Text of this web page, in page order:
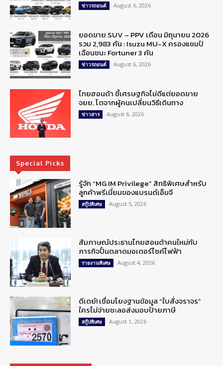
ข่าวรถยนต์ August 6, 2026
ยอดขาย SUV – PPV เดือน มิถุนายน 2026
รวม 2,983 คัน : Isuzu MU-X ครองแชมป์
เฉือนชนะ Fortuner 3 คัน
ข่าวรถยนต์ August 6, 2026
ไทยฮอนด้า ชี้เศรษฐกิจไม่ดีแต่ยอดขาย
จยย. โตจากผู้คนเปลี่ยนวิธีเดินทาง
ข่าวสาร August 6, 2026
Special Picks
รู้จัก “MG IM Privilege” สิทธิพิเศษสำหรับ
ลูกค้าพรีเมี่ยมของแบรนด์เอ็มจี
สกู๊ปพิเศษ August 5, 2026
สัมภาษณ์ประธานไทยฮอนด้าคนใหม่กับ
ภารกิจปั้นตลาดมอเตอร์ไซค์ไฟฟ้า
รายงานพิเศษ August 4, 2026
ดีเดย์! เชื่อมโยงฐานข้อมูล “ใบสั่งจราจร”
ใครไม่จ่ายชะลอส่งมอบป้ายภาษี
สกู๊ปพิเศษ August 1, 2026